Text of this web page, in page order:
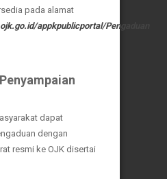
pada alamat
appkpublicportal/Pengaduan
dapat
dengan
resmi ke OJK disertai